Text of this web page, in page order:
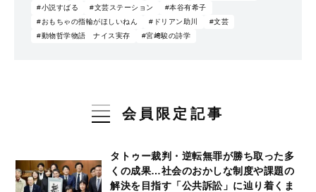
#小説すばる
#文芸ステーション
#本谷有希子
#おもちゃの指輪がほしいねん
#ドリアン助川
#文芸
#動物哲学物語 ナイス実存
#宮﨑駿の詩学
会員限定記事
タトゥー裁判・逆転無罪が勝ち取った多
くの成果…社会のおかしな制度や課題の
解決を目指す「公共訴訟」に辿り着くま